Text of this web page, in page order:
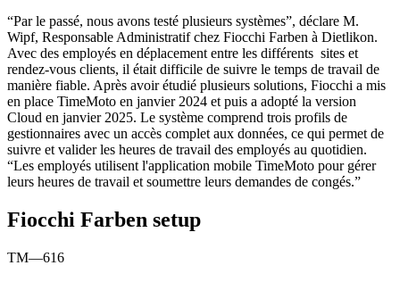
“Par le passé, nous avons testé plusieurs systèmes”, déclare M.
Wipf, Responsable Administratif chez Fiocchi Farben à Dietlikon.
Avec des employés en déplacement entre les différents sites et
rendez-vous clients, il était difficile de suivre le temps de travail de
manière fiable. Après avoir étudié plusieurs solutions, Fiocchi a mis
en place TimeMoto en janvier 2024 et puis a adopté la version
Cloud en janvier 2025. Le système comprend trois profils de
gestionnaires avec un accès complet aux données, ce qui permet de
suivre et valider les heures de travail des employés au quotidien.
“Les employés utilisent l'application mobile TimeMoto pour gérer
leurs heures de travail et soumettre leurs demandes de congés.”
Fiocchi Farben setup
TM—616